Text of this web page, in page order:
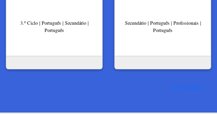
3.º Ciclo | Português | Secundário |
Português
Secundário | Português | Profissionais |
Português
Ver mais